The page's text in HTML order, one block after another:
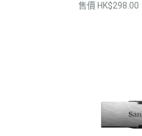
售價 HK$298.00